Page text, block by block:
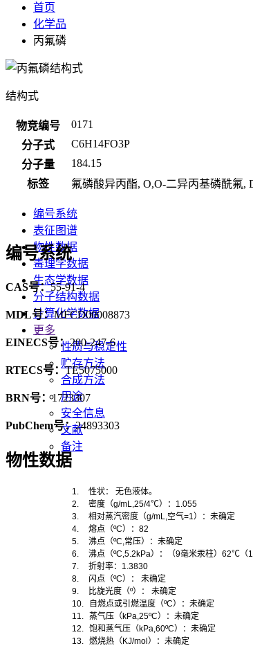
首页
化学品
丙氟磷
结构式
物竞编号
0171
分子式
C6H14FO3P
分子量
184.15
标签
氟磷酸异丙酯, O,O-二异丙基磷酰氟,
编号系统
表征图谱
物性数据
毒理学数据
生态学数据
分子结构数据
计算化学数据
更多
性质与稳定性
贮存方法
合成方法
用途
安全信息
文献
备注
编号系统
CAS号：55-91-4
MDL号：MFCD00008873
EINECS号：200-247-6
RTECS号：TE5075000
BRN号：1723307
PubChem号：24893303
物性数据
1. 性状：
无色液体。
2.
密度（g/mL,25/4℃）： 1.055
3.
相对蒸汽密度（g/mL, 空气=1 ）：未确定
4.
熔点（ºC）： 82
5.
沸点（ºC, 常压）：未确定
6.
沸点（ºC,5.2kPa）： （9毫米汞柱） 62℃ （
7.
折射率： 1.3830
8.
闪点（ºC）：
未确定
9.
比旋光度（º）：
未确定
10.
自燃点或引燃温度（ºC）：未确定
11.
蒸气压（kPa,25ºC）：未确定
12.
饱和蒸气压（kPa,60ºC）：未确定
13.
燃烧热（KJ/mol）：未确定